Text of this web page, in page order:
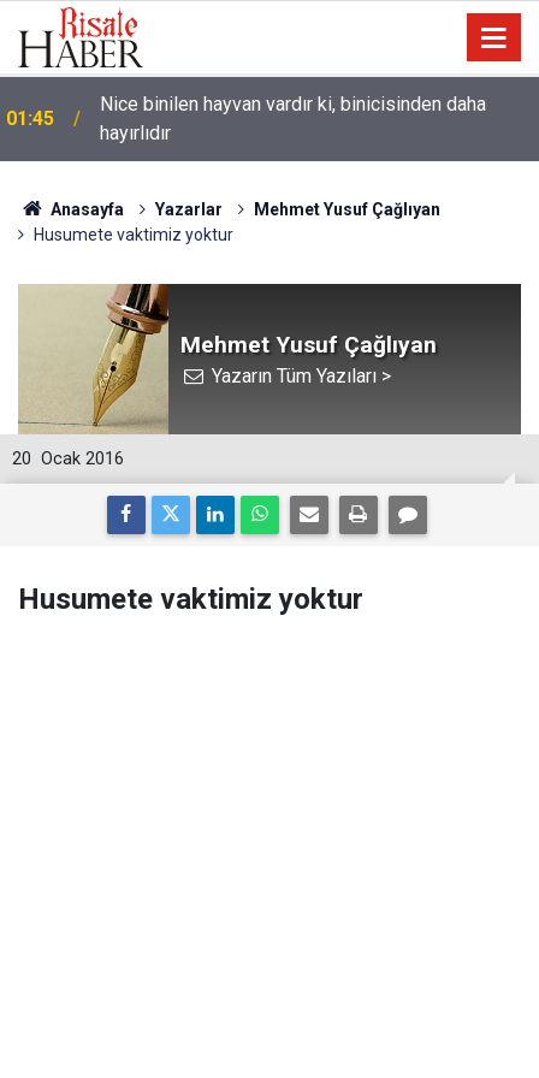
01:45
Nice binilen hayvan vardır ki, binicisinden daha
hayırlıdır
Anasayfa Yazarlar
Mehmet Yusuf Çağlıyan
Husumete vaktimiz yoktur
Mehmet Yusuf Çağlıyan
Yazarın Tüm Yazıları >
20 Ocak 2016
Husumete vaktimiz yoktur